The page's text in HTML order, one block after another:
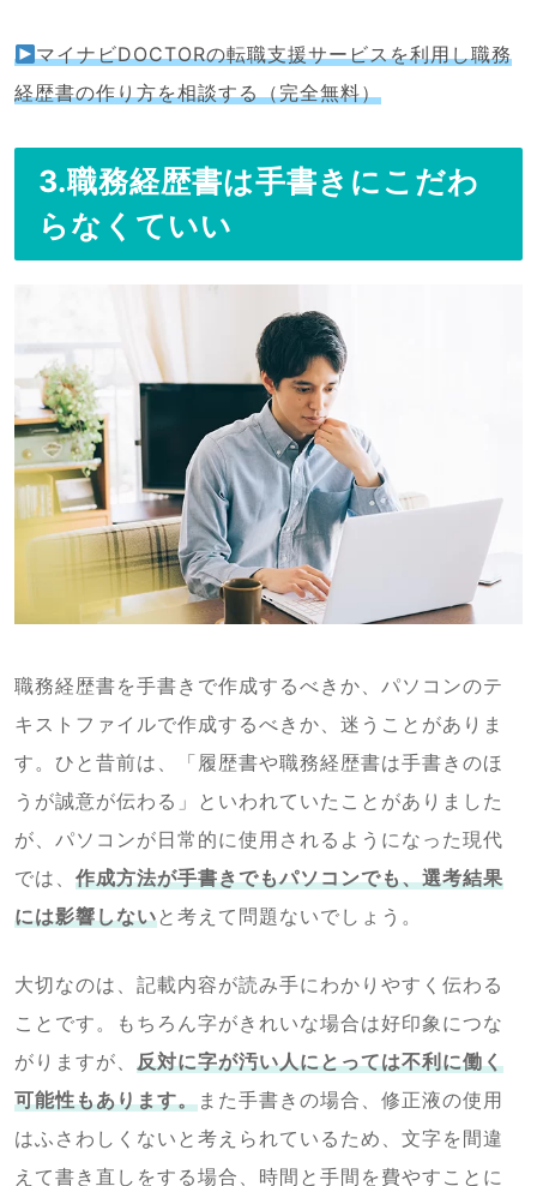
マイナビDOCTORの転職支援サービスを利用し職務
経歴書の作り方を相談する（完全無料）
3.職務経歴書は手書きにこだわ
らなくていい
職務経歴書を手書きで作成するべきか、パソコンのテ
キストファイルで作成するべきか、迷うことがありま
す。ひと昔前は、「履歴書や職務経歴書は手書きのほ
うが誠意が伝わる」といわれていたことがありました
が、パソコンが日常的に使用されるようになった現代
では、 作成方法が手書きでもパソコンでも、選考結果
には影響しないと考えて問題ないでしょう。
大切なのは、記載内容が読み手にわかりやすく伝わる
ことです。もちろん字がきれいな場合は好印象につな
がりますが、 反対に字が汚い人にとっては不利に働く
可能性もあります。また手書きの場合、修正液の使用
はふさわしくないと考えられているため、文字を間違
えて書き直しをする場合、時間と手間を費やすことに